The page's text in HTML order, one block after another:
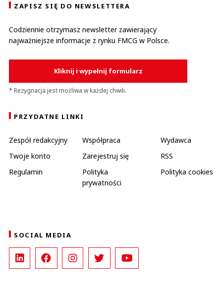
ZAPISZ SIĘ DO NEWSLETTERA
Codziennie otrzymasz newsletter zawierający
najważniejsze informacje z rynku FMCG w Polsce.
Kliknij i wypełnij formularz
* Rezygnacja jest możliwa w każdej chwili.
PRZYDATNE LINKI
Zespół redakcyjny Współpraca
Wydawca
Twoje konto
Zarejestruj się
RSS
Regulamin
Polityka
prywatności
Polityka cookies
SOCIAL MEDIA